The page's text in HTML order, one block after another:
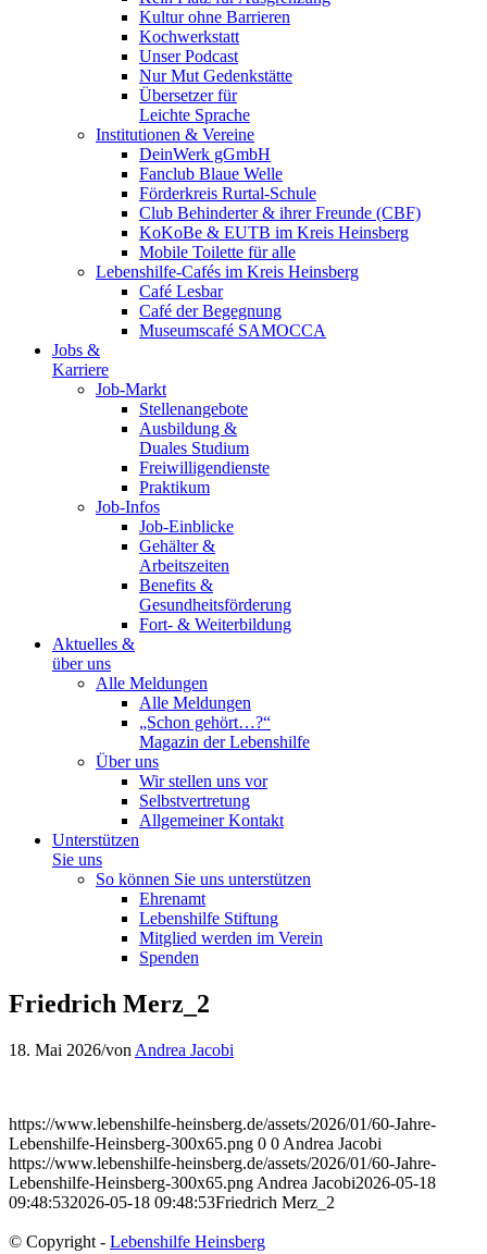
Kultur ohne Barrieren
Kochwerkstatt
Unser Podcast
Nur Mut Gedenkstätte
Übersetzer für
Leichte Sprache
Institutionen & Vereine
DeinWerk gGmbH
Fanclub Blaue Welle
Förderkreis Rurtal-Schule
Club Behinderter & ihrer Freunde (CBF)
KoKoBe & EUTB im Kreis Heinsberg
Mobile Toilette für alle
Lebenshilfe-Cafés im Kreis Heinsberg
Café Lesbar
Café der Begegnung
Museumscafé SAMOCCA
Jobs &
Karriere
Job-Markt
Stellenangebote
Ausbildung &
Duales Studium
Freiwilligendienste
Praktikum
Job-Infos
Job-Einblicke
Gehälter &
Arbeitszeiten
Benefits &
Gesundheitsförderung
Fort- & Weiterbildung
Aktuelles &
über uns
Alle Meldungen
Alle Meldungen
„Schon gehört…?“
Magazin der Lebenshilfe
Über uns
Wir stellen uns vor
Selbstvertretung
Allgemeiner Kontakt
Unterstützen
Sie uns
So können Sie uns unterstützen
Ehrenamt
Lebenshilfe Stiftung
Mitglied werden im Verein
Spenden
Friedrich Merz_2
18. Mai 2026/von Andrea Jacobi
https://www.lebenshilfe-heinsberg.de/assets/2026/01/60-Jahre-
Lebenshilfe-Heinsberg-300x65.png 0 0 Andrea Jacobi
https://www.lebenshilfe-heinsberg.de/assets/2026/01/60-Jahre-
Lebenshilfe-Heinsberg-300x65.png Andrea Jacobi2026-05-18
09:48:532026-05-18 09:48:53Friedrich Merz_2
© Copyright - Lebenshilfe Heinsberg